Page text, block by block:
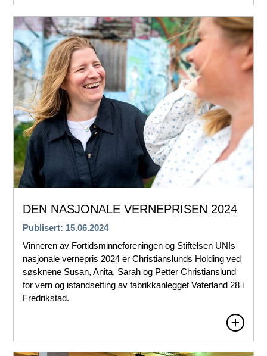
DEN NASJONALE VERNEPRISEN 2024
Publisert: 15.06.2024
Vinneren av Fortidsminneforeningen og Stiftelsen UNIs
nasjonale vernepris 2024 er Christianslunds Holding ved
søsknene Susan, Anita, Sarah og Petter Christianslund
for vern og istandsetting av fabrikkanlegget Vaterland 28 i
Fredrikstad.